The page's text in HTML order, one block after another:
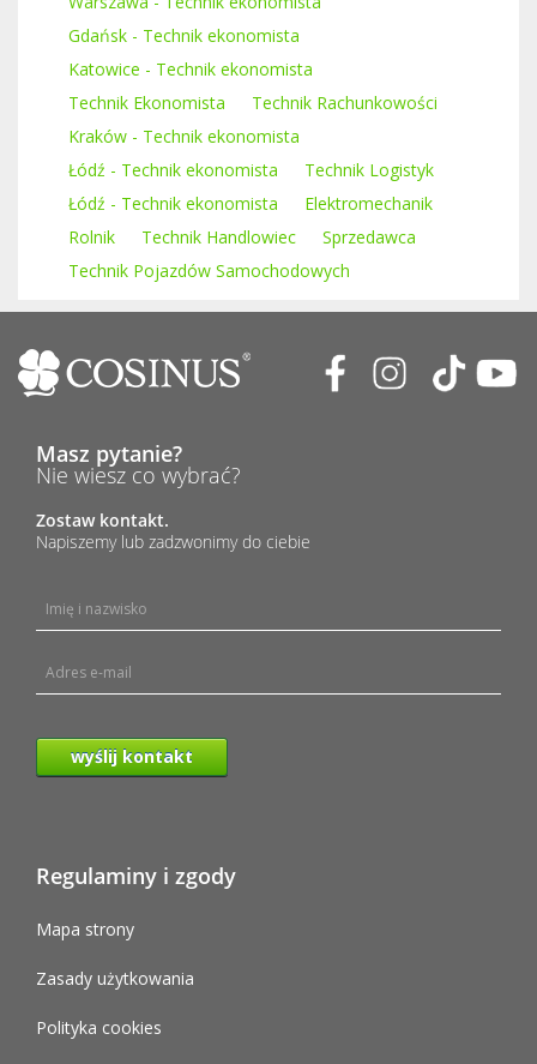
Gdańsk - Technik ekonomista
Katowice - Technik ekonomista
Technik Ekonomista
Technik Rachunkowości
Kraków - Technik ekonomista
Łódź - Technik ekonomista
Technik Logistyk
Łódź - Technik ekonomista
Elektromechanik
Rolnik
Technik Handlowiec
Sprzedawca
Technik Pojazdów Samochodowych
Masz pytanie?
Nie wiesz co wybrać?
Zostaw kontakt.
Napiszemy lub zadzwonimy do ciebie
wyślij kontakt
Regulaminy i zgody
Mapa strony
Zasady użytkowania
Polityka cookies